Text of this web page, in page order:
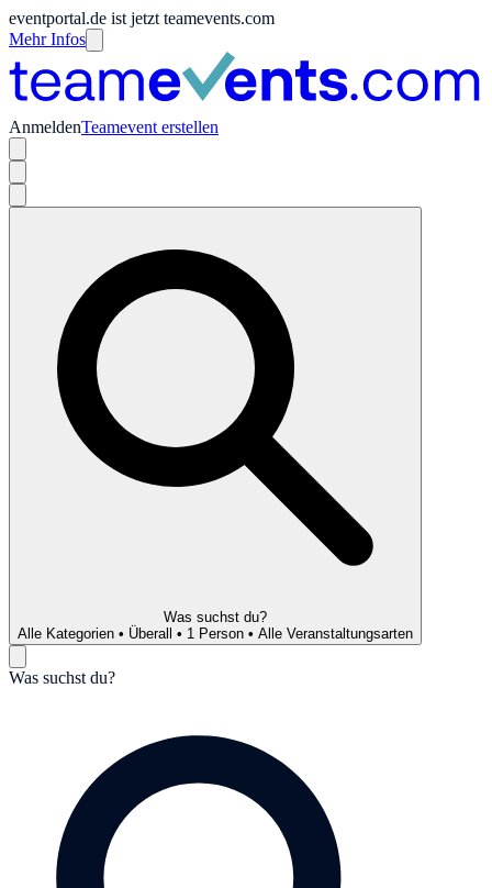
eventportal.de ist jetzt teamevents.com
Mehr Infos
AnmeldenTeamevent erstellen
Was suchst du?
Alle Kategorien • Überall • 1 Person • Alle Veranstaltungsarten
Was suchst du?